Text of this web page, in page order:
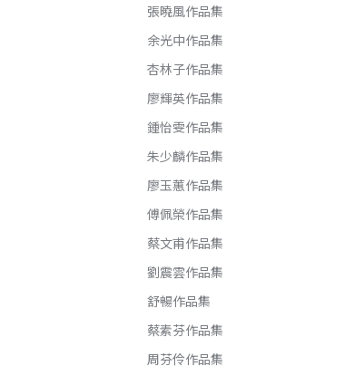
張曉風作品集
余光中作品集
杏林子作品集
廖輝英作品集
鍾怡雯作品集
朱少麟作品集
廖玉蕙作品集
傅佩榮作品集
蔡文甫作品集
劉震雲作品集
舒暢作品集
蔡素芬作品集
周芬伶作品集